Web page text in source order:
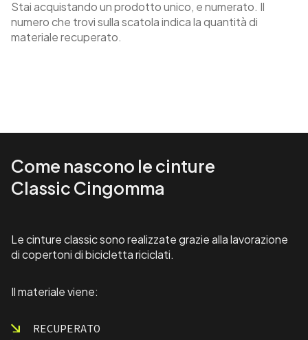
Stai acquistando un prodotto unico, e numerato. Il
numero che trovi sulla scatola indica la quantità di
materiale recuperato.
Come nascono le cinture
Classic Cingomma
Le cinture classic sono realizzate grazie alla lavorazione
di copertoni di bicicletta riciclati.
Il materiale viene:
RECUPERATO